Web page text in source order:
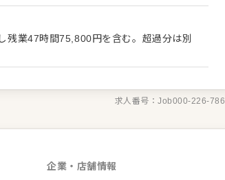
休日107日以上。昇給・昇格のスピード
も手厚くサポートします。おしゃれな
業47時間75,800円を含む。超過分は別
求人番号：Job000-226-786
企業・店舗情報